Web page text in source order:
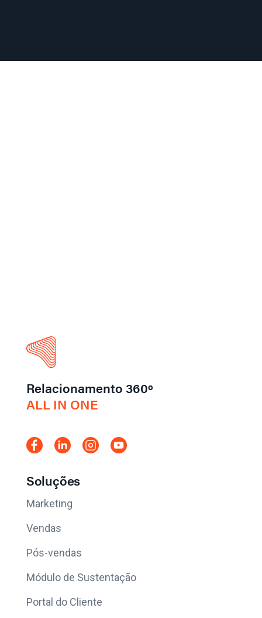
Relacionamento 360º
ALL IN ONE
Soluções
Marketing
Vendas
Pós-vendas
Módulo de Sustentação
Portal do Cliente